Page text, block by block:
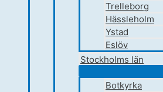
Trelleborg
Hässleholm
Ystad
Eslöv
Stockholms län
Botkyrka